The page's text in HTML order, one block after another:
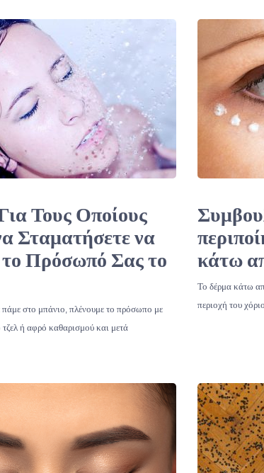
Τους Οποίους
Σταματήσετε να
το Πρόσωπό Σας το
στο μπάνιο, πλένουμε το πρόσωπο με
ή αφρό καθαρισμού και μετά
κάτω
Το δέρμα κάτω
περιοχή του